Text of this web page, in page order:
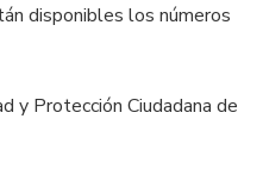
disponibles los números
y Protección Ciudadana de